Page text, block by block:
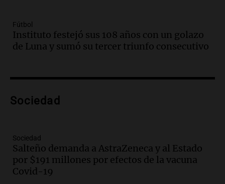
Audio.Borges, abogada de Pourrain:
"Tres hombres se lo llevaron para
hacerle preguntas y nunca regresó"
Episodios
metros del río Suquía y retiraron hasta
Episodios
Audio.La historia de la servilleta que
firmó Jorge Messi para el primer
contrato de Leo con Barcelona
Fútbol
Instituto festejó sus 108 años con un golazo
de Luna y sumó su tercer triunfo consecutivo
Sociedad
Sociedad
Salteño demanda a AstraZeneca y al Estado
por $191 millones por efectos de la vacuna
Covid-19